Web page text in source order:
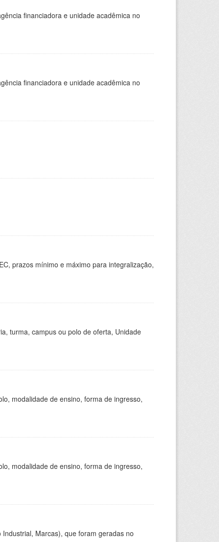
financiadora e unidade acadêmica no
financiadora e unidade acadêmica no
prazos mínimo e máximo para integralização,
turma, campus ou polo de oferta, Unidade
modalidade de ensino, forma de ingresso,
modalidade de ensino, forma de ingresso,
Marcas), que foram geradas no